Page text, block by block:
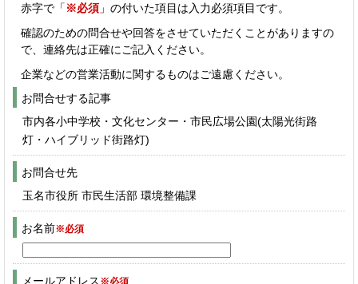
赤字で「 ※必須 」の付いた項目は入力必須項目です。
確認のための問合せや回答をさせていただくことがありますの
で、連絡先は正確にご記入ください。
企業などの営業活動に関するものはご遠慮ください。
お問合せする記事
市内各小中学校・文化センター・市民広場公園(太陽光街路
灯・ハイブリッド街路灯)
お問合せ先
玉名市役所 市民生活部 環境整備課
お名前※必須
メールアドレス ※必須